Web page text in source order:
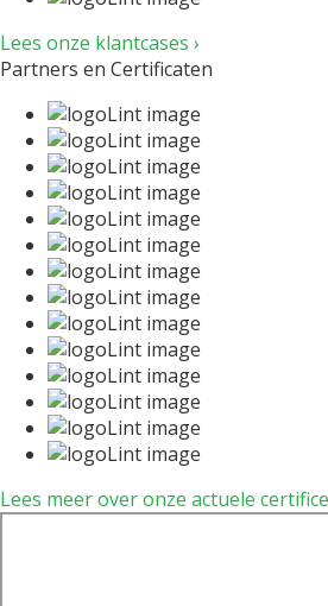
Lees onze klantcases ›
Partners en Certificaten
Lees meer over onze actuele